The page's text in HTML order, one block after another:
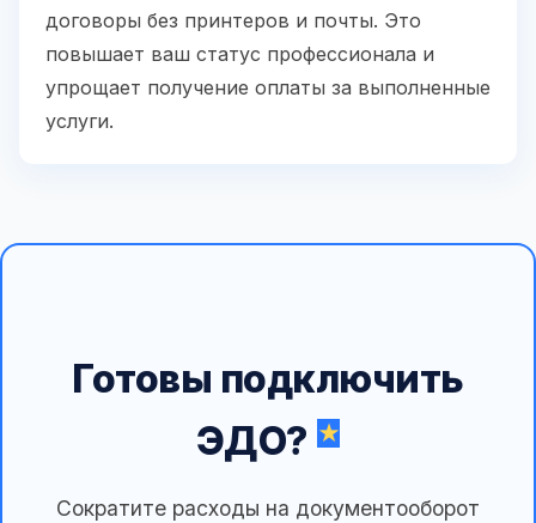
договоры без принтеров и почты. Это
повышает ваш статус профессионала и
упрощает получение оплаты за выполненные
услуги.
Готовы подключить
ЭДО?
Сократите расходы на документооборот